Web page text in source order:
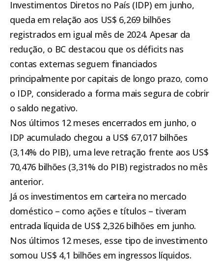
Investimentos Diretos no País (IDP) em junho,
queda em relação aos US$ 6,269 bilhões
registrados em igual mês de 2024. Apesar da
redução, o BC destacou que os déficits nas
contas externas seguem financiados
principalmente por capitais de longo prazo, como
o IDP, considerado a forma mais segura de cobrir
o saldo negativo.
Nos últimos 12 meses encerrados em junho, o
IDP acumulado chegou a US$ 67,017 bilhões
(3,14% do PIB), uma leve retração frente aos US$
70,476 bilhões (3,31% do PIB) registrados no mês
anterior.
Já os investimentos em carteira no mercado
doméstico – como ações e títulos – tiveram
entrada líquida de US$ 2,326 bilhões em junho.
Nos últimos 12 meses, esse tipo de investimento
somou US$ 4,1 bilhões em ingressos líquidos.